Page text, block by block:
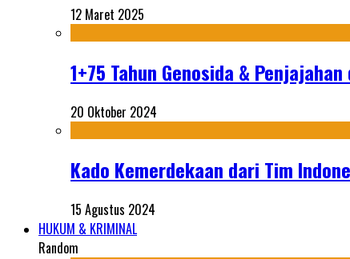
12 Maret 2025
1+75 Tahun Genosida &
20 Oktober 2024
Kado Kemerdekaan dari Tim
15 Agustus 2024
HUKUM & KRIMINAL
Random